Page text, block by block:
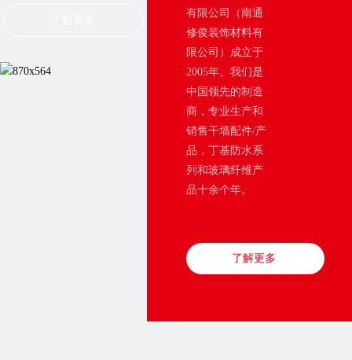
有限公司（南通
修俊装饰材料有
限公司）成立于
2005年。我们是
中国领先的制造
商，专业生产和
销售干墙配件/产
品，丁基防水系
列和玻璃纤维产
品十余个年。
了解更多